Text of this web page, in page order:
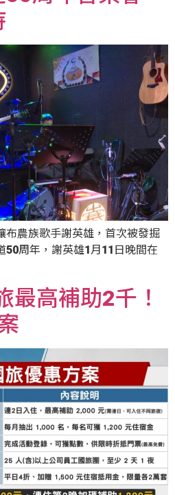
布農族歌手謝英雄，首次被發掘
50周年，謝英雄1月11日晚間在
最高補助2千！